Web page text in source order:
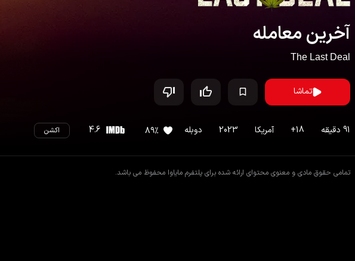
آخرین معامله
The Last Deal
تماشا
91 دقیقه 18
+ آمریکا 2023 دوبله 89%
4.6 اکشن
تمامی حقوق مادی و معنوی محتوای ارائه شده برای پلتفرم مایاوا محفوظ می باشد.